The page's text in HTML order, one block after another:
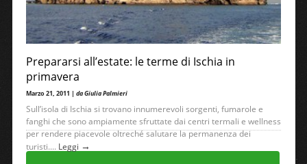
Prepararsi all’estate: le terme di Ischia in
primavera
Marzo 21, 2011 | da Giulia Palmieri
Sull’isola di Ischia si trovano innumerevoli sorgenti, fumarole e
fanghi che sono ampiamente sfruttate dai centri termali e wellness
per rendere piacevole oltreché salutare la permanenza dei
turisti.... Leggi →